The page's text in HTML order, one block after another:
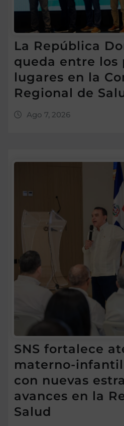
La República
queda entre los
lugares en la
Regional de
Ago 7, 2026
SNS fortalece
materno-
con nuevas
avances en la
Salud